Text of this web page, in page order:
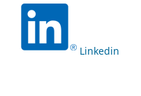
Linkedin